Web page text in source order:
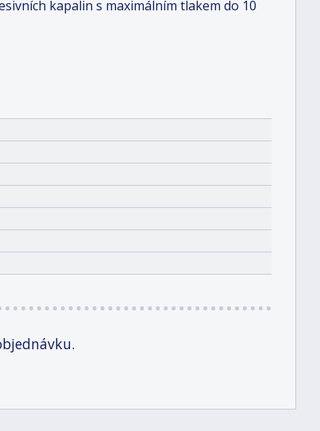
kapalin s maximálním tlakem do 10